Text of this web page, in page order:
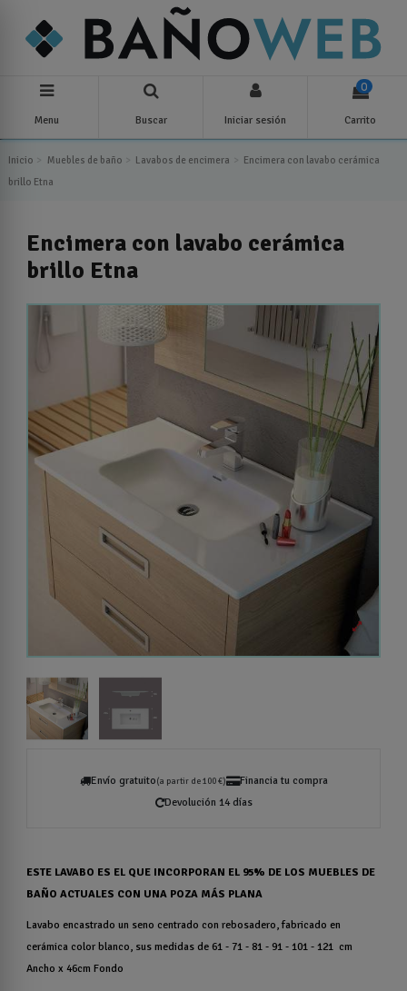
Menu Buscar Iniciar sesión
0
Carrito
Inicio Muebles de baño Lavabos de encimera
Encimera con lavabo cerámica
brillo Etna
Encimera con lavabo cerámica
brillo Etna
Envío gratuito(a partir de 100 €)
Financia tu compra
Devolución 14 días
ESTE LAVABO ES EL QUE INCORPORAN EL 95% DE LOS MUEBLES DE
BAÑO ACTUALES CON UNA POZA MÁS PLANA
Lavabo encastrado un seno centrado con rebosadero, fabricado en
cerámica color blanco, sus medidas de 61 - 71 - 81 - 91 - 101 - 121 cm
Ancho x 46cm Fondo